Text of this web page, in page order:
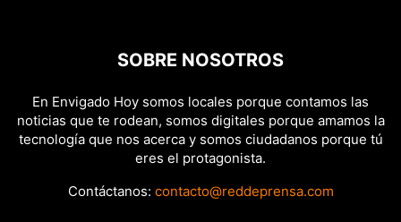
SOBRE NOSOTROS
En Envigado Hoy somos locales porque contamos las
noticias que te rodean, somos digitales porque amamos la
tecnología que nos acerca y somos ciudadanos porque tú
eres el protagonista.
Contáctanos: contacto@reddeprensa.com